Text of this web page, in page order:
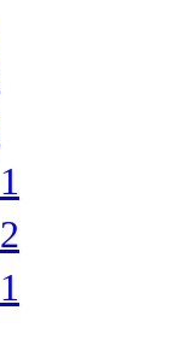
1
2
1